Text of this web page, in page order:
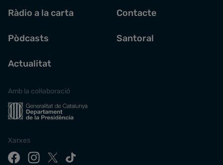
Ràdio a la carta
Pòdcasts
Actualitat
Contacte
Santoral
Amb la col·laboració
Xarxes